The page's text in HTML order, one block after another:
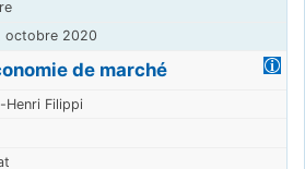
octobre 2020
de marché
Henri Filippi